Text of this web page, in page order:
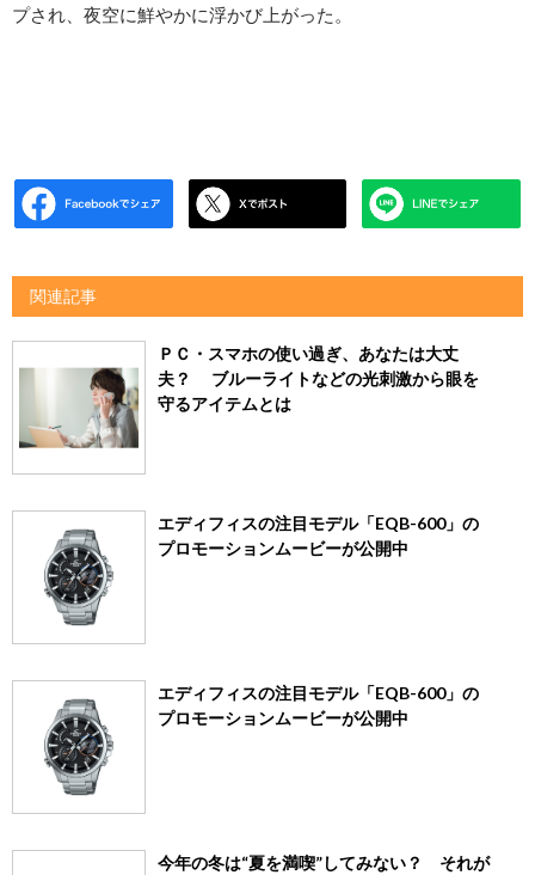
プされ、夜空に鮮やかに浮かび上がった。
関連記事
ＰＣ・スマホの使い過ぎ、あなたは大丈
夫？ ブルーライトなどの光刺激から眼を
守るアイテムとは
エディフィスの注目モデル「EQB-600」の
プロモーションムービーが公開中
エディフィスの注目モデル「EQB-600」の
プロモーションムービーが公開中
今年の冬は“夏を満喫”してみない？ それが